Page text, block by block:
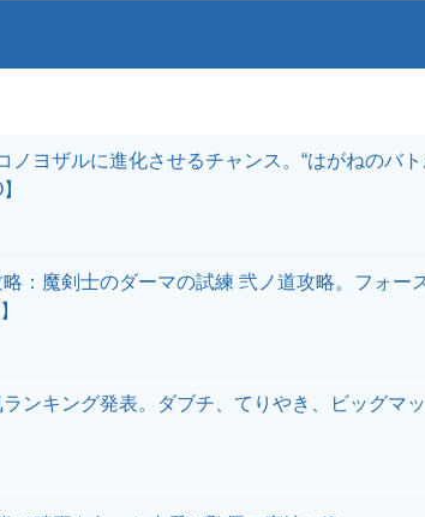
ノヨザルに進化させるチャンス。“はがねのバ
略：魔剣士のダーマの試練 弐ノ道攻略。フォ
ンキング発表。ダブチ、てりやき、ビッグマ